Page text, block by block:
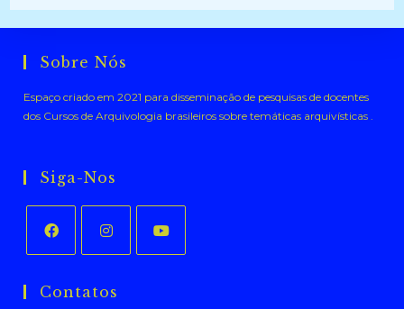
Sobre Nós
Espaço criado em 2021 para disseminação de pesquisas de docentes
dos Cursos de Arquivologia brasileiros sobre temáticas arquivísticas .
Siga-Nos
em
em
Contatos